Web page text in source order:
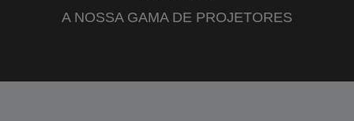
A NOSSA GAMA DE PROJETORES